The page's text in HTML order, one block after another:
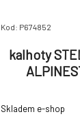
Kod: P674852
kalhoty
Skladem e-shop